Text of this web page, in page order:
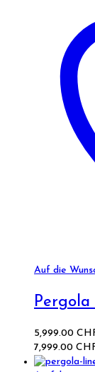
Auf die
Pergola
5,999.00
7,999.00